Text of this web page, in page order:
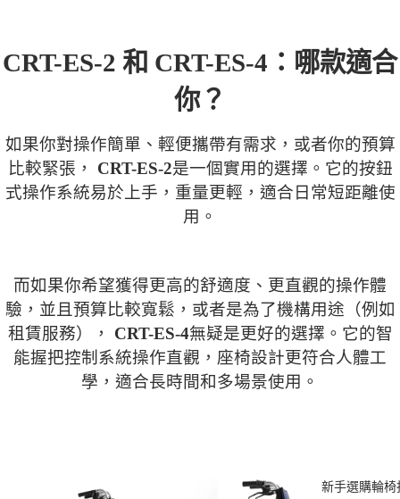
新手選購輪椅
CRT-ES-2 和 CRT-ES-4：哪款適合
你？
如果你對操作簡單、輕便攜帶有需求，或者你的預算
比較緊張，
CRT-ES-2是一個實用的選擇。它的按鈕
式操作系統易於上手，重量更輕，適合日常短距離使
用。
而如果你希望獲得更高的舒適度、更直觀的操作體
驗，並且預算比較寬鬆，或者是為了機構用途（例如
租賃服務），
CRT-ES-4無疑是更好的選擇。它的智
能握把控制系統操作直觀，座椅設計更符合人體工
學，適合長時間和多場景使用。